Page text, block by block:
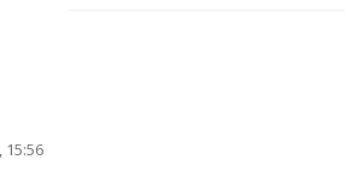
15:56